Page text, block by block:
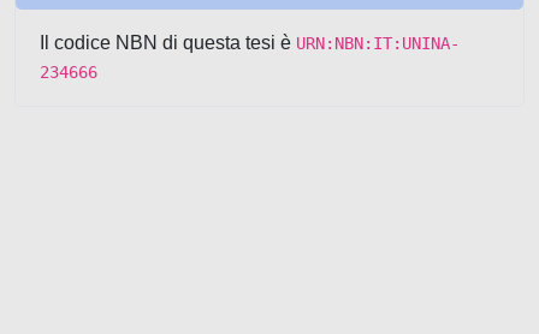
Il codice NBN di questa tesi è URN:NBN:IT:UNINA-
234666